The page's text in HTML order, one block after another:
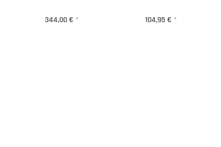
344,00 € * 104,95 € *